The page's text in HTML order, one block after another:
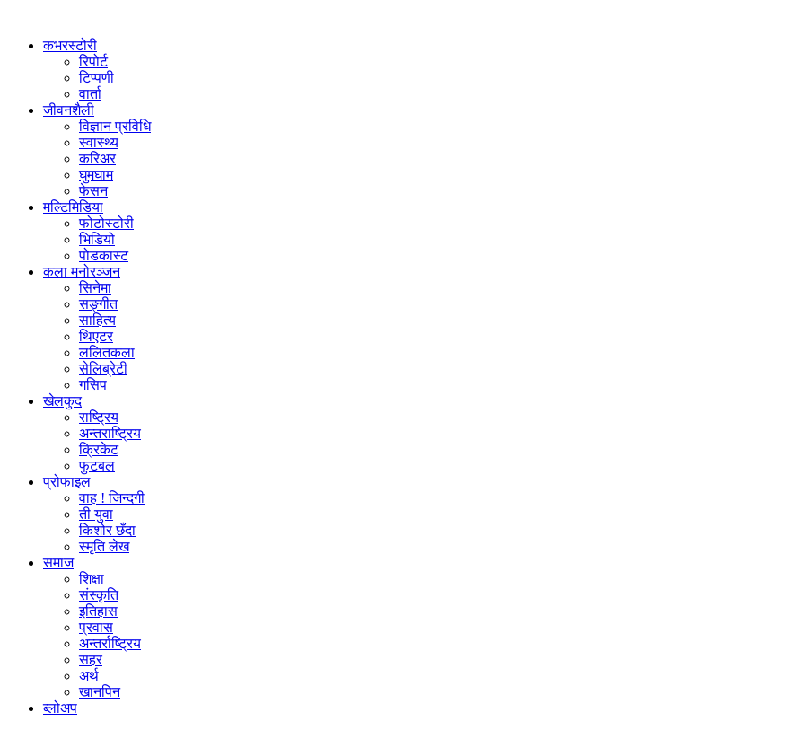
कभरस्टोरी
रिपोर्ट
टिप्पणी
वार्ता
जीवनशैली
विज्ञान प्रविधि
स्वास्थ्य
करिअर
घुमघाम
फेसन
मल्टिमिडिया
फोटोस्टोरी
भिडियो
पोडकास्ट
कला मनोरञ्जन
सिनेमा
सङ्गीत
साहित्य
थिएटर
ललितकला
सेलिब्रेटी
गसिप
खेलकुद
राष्ट्रिय
अन्तराष्ट्रिय
क्रिकेट
फुटबल
प्रोफाइल
वाह ! जिन्दगी
ती युवा
किशोर छँदा
स्मृति लेख
समाज
शिक्षा
संस्कृति
इतिहास
प्रवास
अन्तर्राष्ट्रिय
सहर
अर्थ
खानपिन
ब्लोअप